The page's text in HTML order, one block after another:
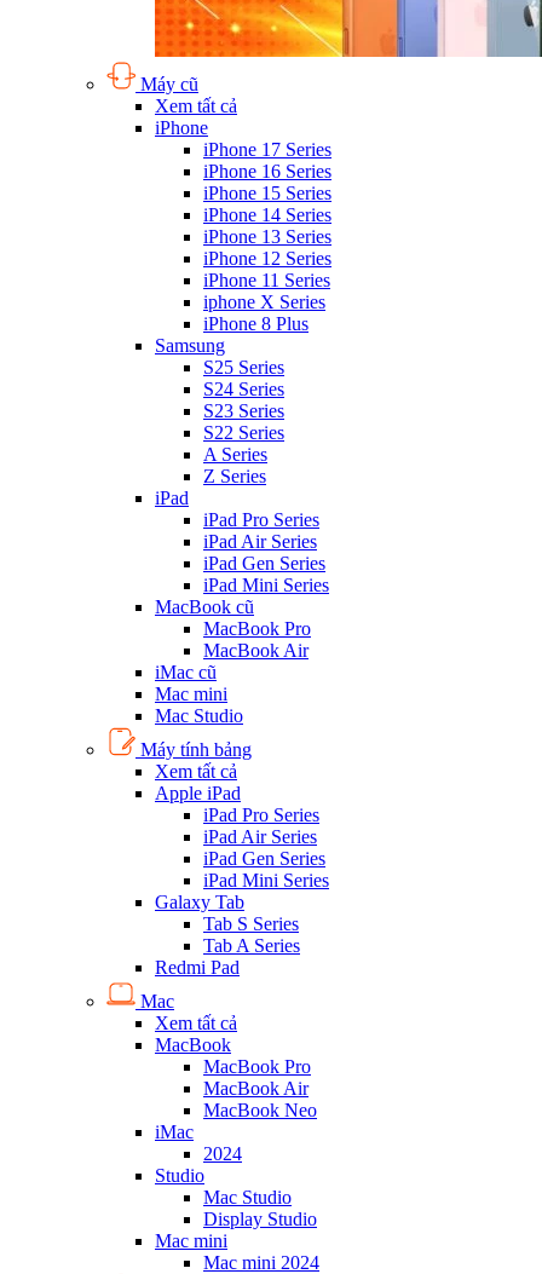
Máy cũ
Xem tất cả
iPhone
iPhone 17 Series
iPhone 16 Series
iPhone 15 Series
iPhone 14 Series
iPhone 13 Series
iPhone 12 Series
iPhone 11 Series
iphone X Series
iPhone 8 Plus
Samsung
S25 Series
S24 Series
S23 Series
S22 Series
A Series
Z Series
iPad
iPad Pro Series
iPad Air Series
iPad Gen Series
iPad Mini Series
MacBook cũ
MacBook Pro
MacBook Air
iMac cũ
Mac mini
Mac Studio
Máy tính bảng
Xem tất cả
Apple iPad
iPad Pro Series
iPad Air Series
iPad Gen Series
iPad Mini Series
Galaxy Tab
Tab S Series
Tab A Series
Redmi Pad
Mac
Xem tất cả
MacBook
MacBook Pro
MacBook Air
MacBook Neo
iMac
2024
Studio
Mac Studio
Display Studio
Mac mini
Mac mini 2024